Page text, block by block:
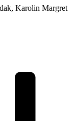
Karolin Margret